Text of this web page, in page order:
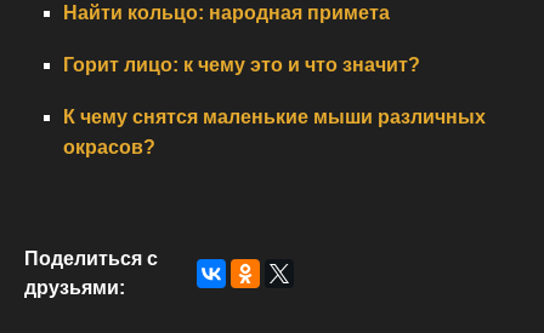
Найти кольцо: народная примета
Горит лицо: к чему это и что значит?
К чему снятся маленькие мыши различных
окрасов?
Поделиться с
друзьями: